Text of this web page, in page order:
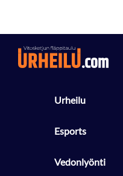
Urheilu
Esports
Vedonlyönti